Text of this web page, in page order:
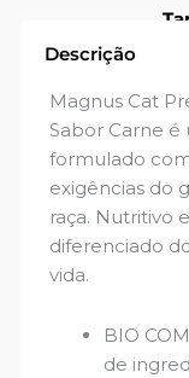
1 kg
Descrição
Magnus Cat
Sabor Carne
formulado
exigências do
raça. Nutritivo
diferenciado
vida.
BIO
de